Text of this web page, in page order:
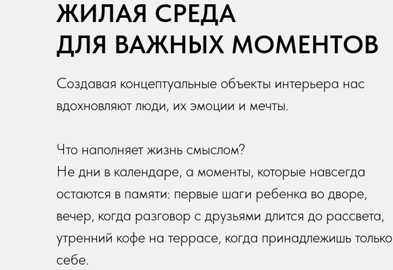
ЖИЛАЯ СРЕДА
ДЛЯ ВАЖНЫХ МОМЕНТОВ
Создавая концептуальные объекты интерьера нас
вдохновляют люди, их эмоции и мечты.
Что наполняет жизнь смыслом?
Не дни в календаре, а моменты, которые навсегда
остаются в памяти: первые шаги ребенка во дворе,
вечер, когда разговор с друзьями длится до рассвета,
утренний кофе на террасе, когда принадлежишь только
себе.